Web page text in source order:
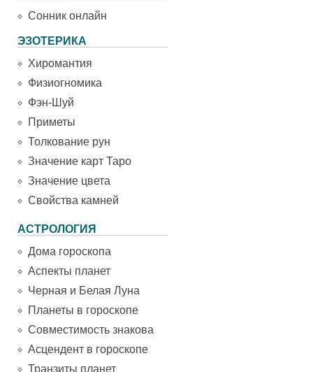
Сонник онлайн
ЭЗОТЕРИКА
Хиромантия
Физиогномика
Фэн-Шуй
Приметы
Толкование рун
Значение карт Таро
Значение цвета
Свойства камней
АСТРОЛОГИЯ
Дома гороскопа
Аспекты планет
Черная и Белая Луна
Планеты в гороскопе
Совместимость знакова
Асцендент в гороскопе
Транзиты планет